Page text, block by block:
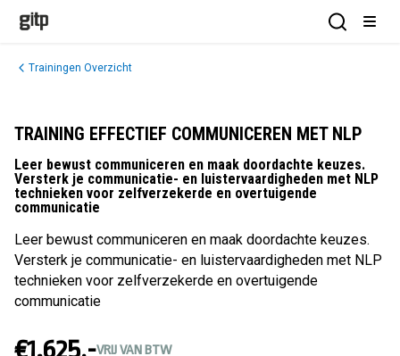
GITP
Open
Trainingen Overzicht
TRAINING EFFECTIEF COMMUNICEREN MET NLP
Leer bewust communiceren en maak doordachte keuzes.
Versterk je communicatie- en luistervaardigheden met NLP
technieken voor zelfverzekerde en overtuigende
communicatie
Leer bewust communiceren en maak doordachte keuzes.
Versterk je communicatie- en luistervaardigheden met NLP
technieken voor zelfverzekerde en overtuigende
communicatie
€1.625,-VRIJ VAN BTW